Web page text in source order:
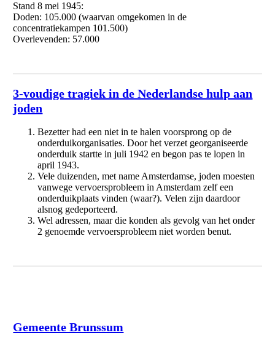
Stand 8 mei 1945:
Doden: 105.000 (waarvan omgekomen in de
concentratiekampen 101.500)
Overlevenden: 57.000
3-voudige tragiek in de Nederlandse hulp aan
joden
Bezetter had een niet in te halen voorsprong op de
onderduikorganisaties. Door het verzet georganiseerde
onderduik startte in juli 1942 en begon pas te lopen in
april 1943.
Vele duizenden, met name Amsterdamse, joden moesten
vanwege vervoersprobleem in Amsterdam zelf een
onderduikplaats vinden (waar?). Velen zijn daardoor
alsnog gedeporteerd.
Wel adressen, maar die konden als gevolg van het onder
2 genoemde vervoersprobleem niet worden benut.
Brunssum / Zuid-Limburg
Gemeente Brunssum